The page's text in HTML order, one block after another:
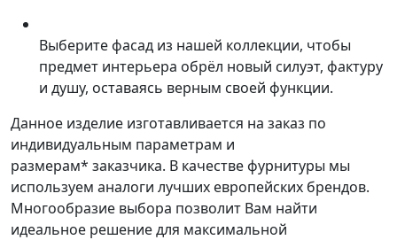
Выберите фасад из нашей коллекции, чтобы
предмет интерьера обрёл новый силуэт, фактуру
и душу, оставаясь верным своей функции.
Данное изделие изготавливается на заказ по
индивидуальным параметрам и
размерам* заказчика. В качестве фурнитуры мы
используем аналоги лучших европейских брендов.
Многообразие выбора позволит Вам найти
идеальное решение для максимальной